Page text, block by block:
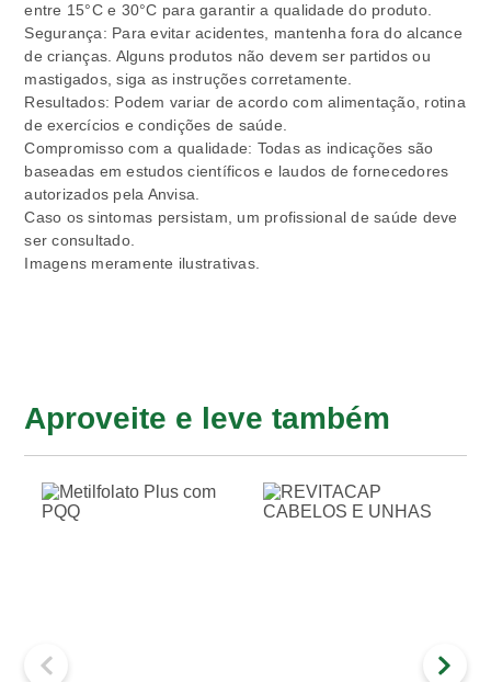
entre 15°C e 30°C para garantir a qualidade do produto.
Segurança: Para evitar acidentes, mantenha fora do alcance
de crianças. Alguns produtos não devem ser partidos ou
mastigados, siga as instruções corretamente.
Resultados: Podem variar de acordo com alimentação, rotina
de exercícios e condições de saúde.
Compromisso com a qualidade: Todas as indicações são
baseadas em estudos científicos e laudos de fornecedores
autorizados pela Anvisa.
Caso os sintomas persistam, um profissional de saúde deve
ser consultado.
Imagens meramente ilustrativas.
Aproveite e leve também